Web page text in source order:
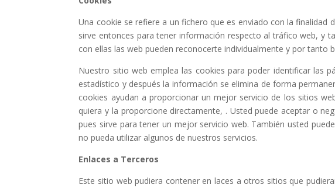
Una cookie se refiere a un fichero que es enviado con la
sirve entonces para tener información respecto al tráfico web, y
con ellas las web pueden reconocerte individualmente y por tanto
Nuestro sitio web emplea las cookies para poder identificar las
estadístico y después la información se elimina de forma
cookies ayudan a proporcionar un mejor servicio de los sitios
quiera y la proporcione directamente, . Usted puede aceptar o
pues sirve para tener un mejor servicio web. También usted
no pueda utilizar algunos de nuestros servicios.
Enlaces a Terceros
Este sitio web pudiera contener en laces a otros sitios que